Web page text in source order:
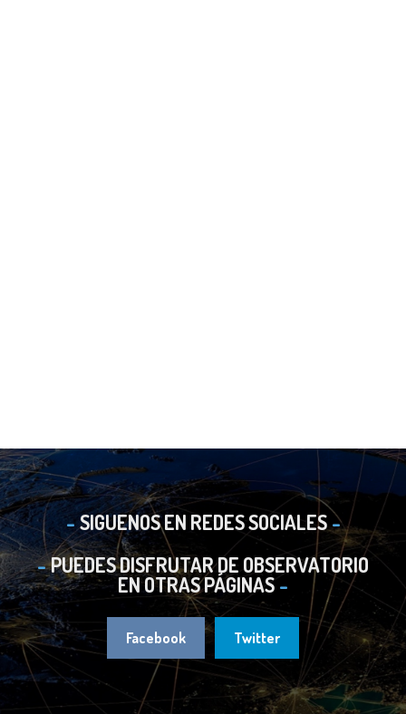
SIGUENOS EN REDES SOCIALES
PUEDES DISFRUTAR DE OBSERVATORIO
EN OTRAS PÁGINAS
Facebook Twitter